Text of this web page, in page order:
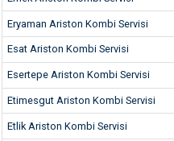
Eryaman Ariston Kombi Servisi
Esat Ariston Kombi Servisi
Esertepe Ariston Kombi Servisi
Etimesgut Ariston Kombi Servisi
Etlik Ariston Kombi Servisi